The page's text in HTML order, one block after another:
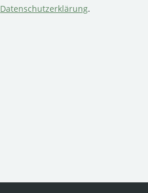
Datenschutzerklärung.